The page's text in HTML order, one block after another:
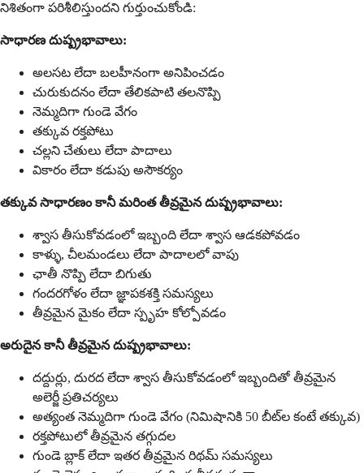
నిశితంగా పరిశీలిస్తుందని గుర్తుంచుకోండి:
సాధారణ దుష్ప్రభావాలు:
అలసట లేదా బలహీనంగా అనిపించడం
చురుకుదనం లేదా తేలికపాటి తలనొప్పి
నెమ్మదిగా గుండె వేగం
తక్కువ రక్తపోటు
చల్లని చేతులు లేదా పాదాలు
వికారం లేదా కడుపు అసౌకర్యం
తక్కువ సాధారణం కానీ మరింత తీవ్రమైన దుష్ప్రభావాలు:
శ్వాస తీసుకోవడంలో ఇబ్బంది లేదా శ్వాస ఆడకపోవడం
కాళ్ళు, చీలమండలు లేదా పాదాలలో వాపు
ఛాతీ నొప్పి లేదా బిగుతు
గందరగోళం లేదా జ్ఞాపకశక్తి సమస్యలు
తీవ్రమైన మైకం లేదా స్పృహ కోల్పోవడం
అరుదైన కానీ తీవ్రమైన దుష్ప్రభావాలు:
దద్దుర్లు, దురద లేదా శ్వాస తీసుకోవడంలో ఇబ్బందితో తీవ్రమైన
అలెర్జీ ప్రతిచర్యలు
అత్యంత నెమ్మదిగా గుండె వేగం (నిమిషానికి 50 బీట్‌ల కంటే తక్కువ)
రక్తపోటులో తీవ్రమైన తగ్గుదల
గుండె బ్లాక్ లేదా ఇతర తీవ్రమైన రిథమ్ సమస్యలు